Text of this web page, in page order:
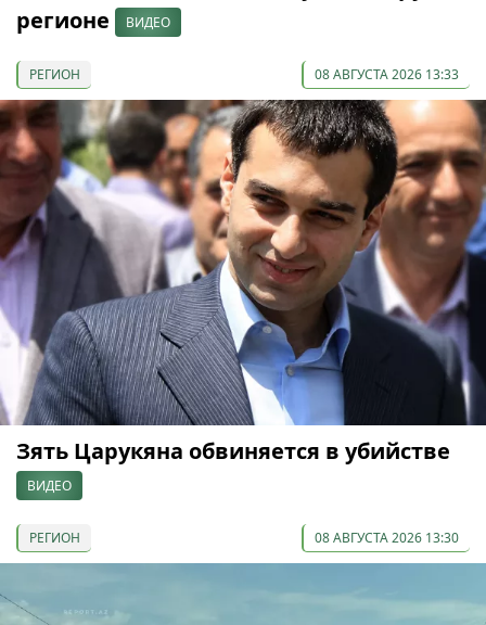
регионе
ВИДЕО
РЕГИОН 08 АВГУСТА 2026 13:33
Зять Царукяна обвиняется в убийстве
ВИДЕО
РЕГИОН 08 АВГУСТА 2026 13:30